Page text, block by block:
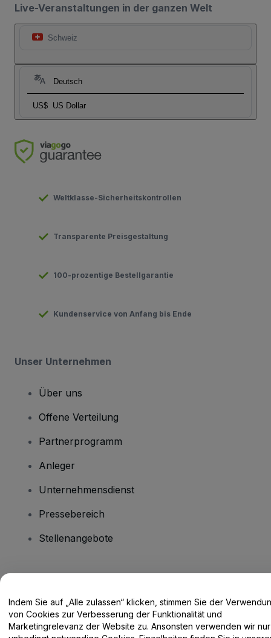
Live-Veranstaltungen in der ganzen Welt
Schweiz
Deutsch
US$ US Dollar
Weltklasse-Sicherheitskontrollen
Transparente Preisgestaltung
100-prozentige Bestellgarantie
Kundenservice von Anfang bis Ende
Unser Unternehmen
Über uns
Offene Verteilung
Partnerprogramm
Anleger
Unternehmensdienst
Pressebereich
Stellenangebote
Hilfe-Center / Kontakt
Indem Sie auf „Alle zulassen“ klicken, stimmen Sie der
von Cookies zur Verbesserung der Funktionalität und
Marketingrelevanz der Website zu. Ansonsten verwenden wir nur